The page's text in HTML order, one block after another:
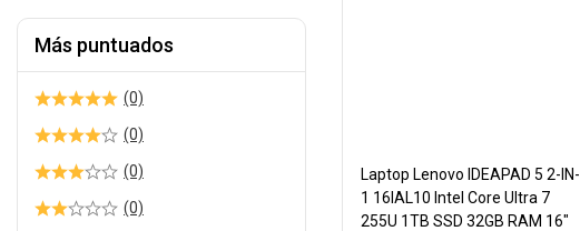
Laptop Lenovo IDEAPAD 5 2-IN-
1 16IAL10 Intel Core Ultra 7
255U 1TB SSD 32GB RAM 16″
$1.520
$2.280
$2.280
$3.040
Más puntuados
(0)
(0)
(0)
(0)